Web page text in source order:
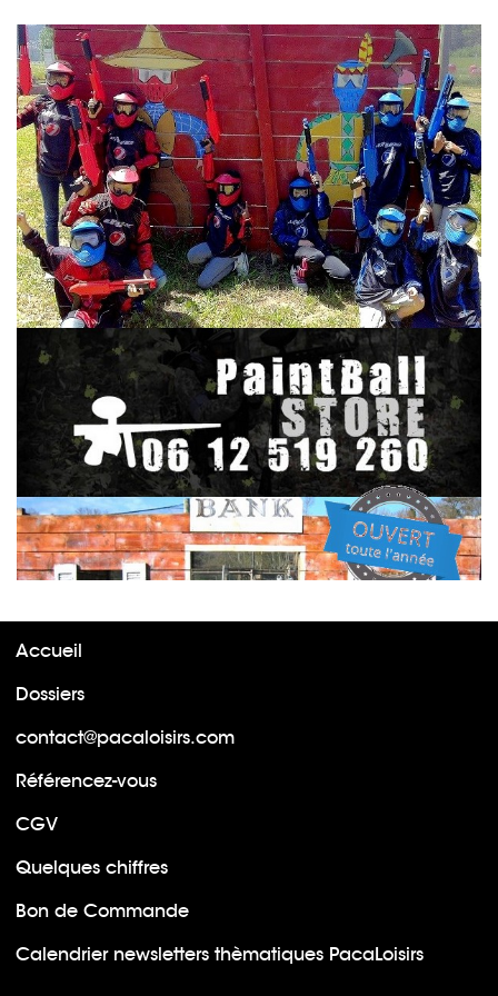
Accueil
Dossiers
contact@pacaloisirs.com
Référencez-vous
CGV
Quelques chiffres
Bon de Commande
Calendrier newsletters thèmatiques PacaLoisirs